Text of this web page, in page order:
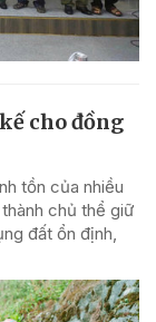
cho đồng
tồn của nhiều
chủ thể giữ
đất ổn định,